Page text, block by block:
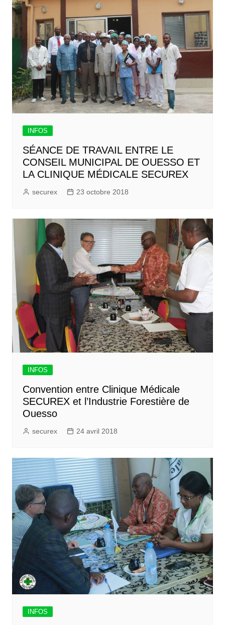
INFOS
SÉANCE DE TRAVAIL ENTRE LE
CONSEIL MUNICIPAL DE OUESSO ET
LA CLINIQUE MÉDICALE SECUREX
securex 23 octobre 2018
INFOS
Convention entre Clinique Médicale
SECUREX et l’Industrie Forestière de
Ouesso
securex 24 avril 2018
INFOS